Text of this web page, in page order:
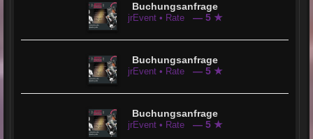
Buchungsanfrage
jrEvent • Rate — 5 ★
Buchungsanfrage
jrEvent • Rate — 5 ★
Buchungsanfrage
jrEvent • Rate — 5 ★